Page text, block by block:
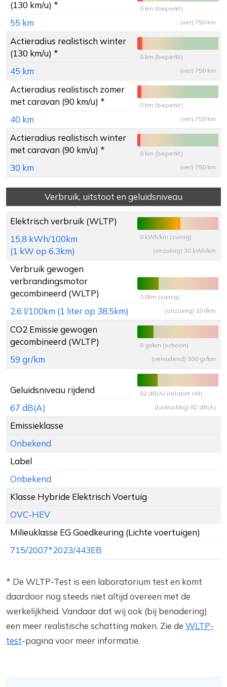
(130 km/u) *
55 km
0 km (beperkt)
(ver) 750 km
Actieradius realistisch winter
(130 km/u) *
45 km
0 km (beperkt)
(ver) 750 km
Actieradius realistisch zomer
met caravan (90 km/u) *
40 km
0 km (beperkt)
(ver) 750 km
Actieradius realistisch winter
met caravan (90 km/u) *
30 km
0 km (beperkt)
(ver) 750 km
Verbruik, uitstoot en geluidsniveau
Elektrisch verbruik (WLTP)
15,8 kWh/100km
(1 kW op 6,3km)
0 kWh/km (zuinig)
(onzuinig) 30 kWh/km
Verbruik gewogen
verbrandingsmotor
gecombineerd (WLTP)
2.6 l/100km (1 liter op 38,5km)
0 l/km (zuinig)
(onzuinig) 10 l/km
CO2 Emissie gewogen
gecombineerd (WLTP)
59 gr/km
0 gr/km (schoon)
(vervuilend) 300 gr/km
Geluidsniveau rijdend
67 dB(A)
62 dB(A) (relatief stil)
(luidruchtig) 82 dB(A)
Emissieklasse
Onbekend
Label
Onbekend
Klasse Hybride Elektrisch Voertuig
OVC-HEV
Milieuklasse EG Goedkeuring (Lichte voertuigen)
715/2007*2023/443EB
* De WLTP-Test is een laboratorium test en komt
daardoor nog steeds niet altijd overeen met de
werkelijkheid. Vandaar dat wij ook (bij benadering)
een meer realistische schatting maken. Zie de WLTP-
test-pagina voor meer informatie.